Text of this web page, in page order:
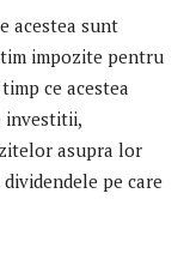
acestea sunt
impozite pentru
ce acestea
investitii,
asupra lor
pe care